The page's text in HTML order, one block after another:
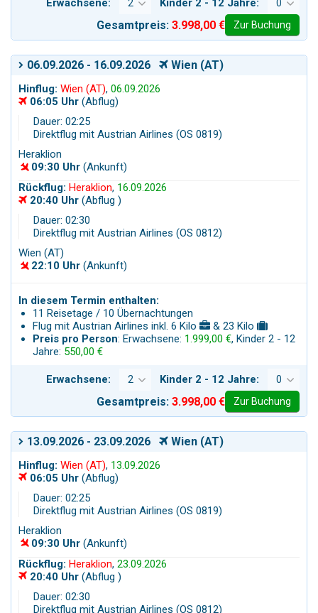
Erwachsene: Kinder 2 - 12 Jahre:
Gesamtpreis: 3.998,00 € Zur Buchung
06.09.2026 - 16.09.2026 Wien (AT)
Hinflug: Wien (AT), 06.09.2026
06:05 Uhr (Abflug)
Dauer: 02:25
Direktflug mit Austrian Airlines (OS 0819)
Heraklion
09:30 Uhr (Ankunft)
Rückflug: Heraklion, 16.09.2026
20:40 Uhr (Abflug )
Dauer: 02:30
Direktflug mit Austrian Airlines (OS 0812)
Wien (AT)
22:10 Uhr (Ankunft)
In diesem Termin enthalten:
11 Reisetage / 10 Übernachtungen
Flug mit Austrian Airlines inkl. 6 Kilo
& 23 Kilo
Preis pro Person: Erwachsene: 1.999,00 €, Kinder 2 - 12
Jahre: 550,00 €
Erwachsene: Kinder 2 - 12 Jahre:
Gesamtpreis: 3.998,00 € Zur Buchung
13.09.2026 - 23.09.2026 Wien (AT)
Hinflug: Wien (AT), 13.09.2026
06:05 Uhr (Abflug)
Dauer: 02:25
Direktflug mit Austrian Airlines (OS 0819)
Heraklion
09:30 Uhr (Ankunft)
Rückflug: Heraklion, 23.09.2026
20:40 Uhr (Abflug )
Dauer: 02:30
Direktflug mit Austrian Airlines (OS 0812)